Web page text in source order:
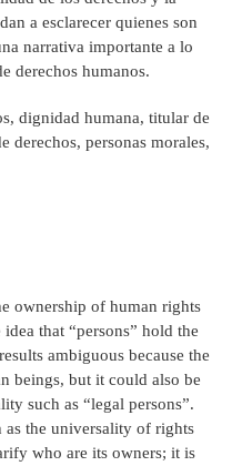
a esclarecer quienes son
narrativa importante a lo
derechos humanos.
dignidad humana, titular de
derechos, personas morales,
ownership of human rights
that “persons” hold the
ambiguous because the
beings, but it could also be
such as “legal persons”.
as the universality of rights
who are its owners; it is